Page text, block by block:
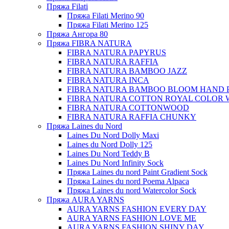
Пряжа Filati
Пряжа Filati Merino 90
Пряжа Filati Merino 125
Пряжа Ангора 80
Пряжа FIBRA NATURA
FIBRA NATURA PAPYRUS
FIBRA NATURA RAFFIA
FIBRA NATURA BAMBOO JAZZ
FIBRA NATURA INCA
FIBRA NATURA BAMBOO BLOOM HAND
FIBRA NATURA COTTON ROYAL COLOR
FIBRA NATURA COTTONWOOD
FIBRA NATURA RAFFIA CHUNKY
Пряжа Laines du Nord
Laines Du Nord Dolly Maxi
Laines du Nord Dolly 125
Laines Du Nord Teddy B
Laines Du Nord Infinity Sock
Пряжа Laines du nord Paint Gradient Sock
Пряжа Laines du nord Poema Alpaca
Пряжа Laines du nord Watercolor Sock
Пряжа AURA YARNS
AURA YARNS FASHION EVERY DAY
AURA YARNS FASHION LOVE ME
AURA YARNS FASHION SHINY DAY